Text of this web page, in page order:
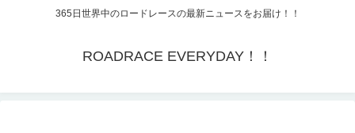
365日世界中のロードレースの最新ニュースをお届け！！
ROADRACE EVERYDAY！！